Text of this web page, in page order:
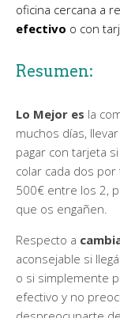
oficina cercana a
efectivo o con
Resumen:
Lo Mejor es la
muchos días,
pagar con tarjeta
colar cada dos
500€ entre los 2,
que os engañen.
Respecto a
aconsejable si
o si simplemente
efectivo y no